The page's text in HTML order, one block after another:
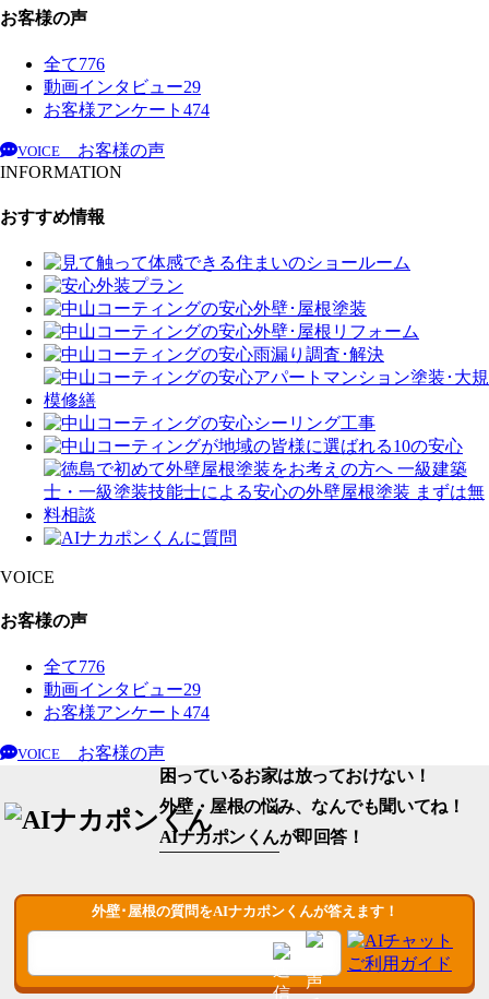
お客様の声
全て776
動画インタビュー29
お客様アンケート 474
VOICE
お客様の声
INFORMATION
おすすめ情報
VOICE
お客様の声
全て776
動画インタビュー29
お客様アンケート 474
VOICE
お客様の声
困っているお家は放っておけない！
外壁・屋根の悩み、なんでも聞いてね！
AIナカポンくんが即回答！
外壁･屋根の質問をAIナカポンくんが答えます！